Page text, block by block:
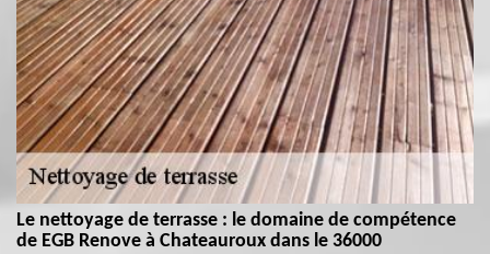
Le nettoyage de terrasse : le domaine de compétence
de EGB Renove à Chateauroux dans le 36000